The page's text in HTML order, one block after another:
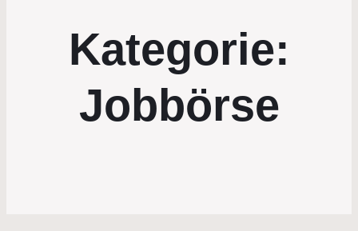
Kategorie:
Jobbörse